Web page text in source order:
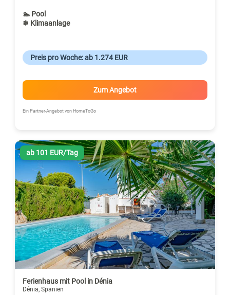
🏊 Pool
❄ Klimaanlage
Preis pro Woche: ab 1.274 EUR
Zum Angebot
Ein Partner-Angebot von HomeToGo
ab 101 EUR/Tag
Ferienhaus mit Pool in Dénia
Dénia, Spanien